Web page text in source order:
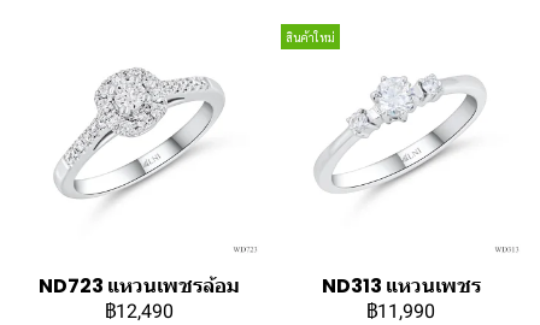
ND723 แหวนเพชรล้อม
฿12,490
สินค้าใหม่
ND313 แหวนเพชร
฿11,990